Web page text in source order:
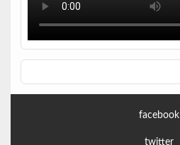
facebook
twitter